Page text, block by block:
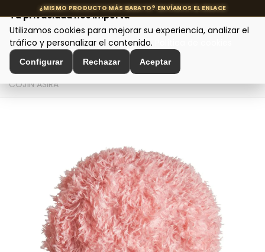
MENÚ
Inicio > Decoración de Interiores > Textil Decoración
COJÍN ASIRA
Tu privacidad nos importa
Utilizamos cookies para mejorar su experiencia, analizar el
tráfico y personalizar el contenido.
Configurar Rechazar Aceptar